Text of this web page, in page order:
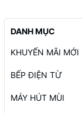
DANH MỤC
KHUYẾN MÃI MỚI
BẾP ĐIỆN TỪ
MÁY HÚT MÙI